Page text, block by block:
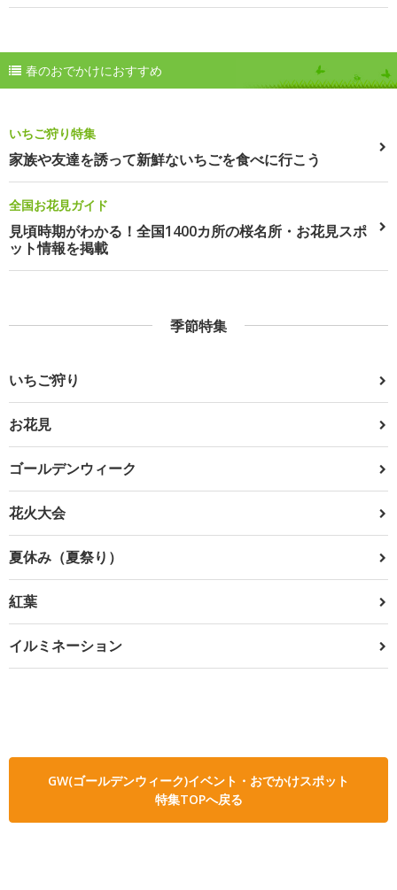
春のおでかけにおすすめ
いちご狩り特集
家族や友達を誘って新鮮ないちごを食べに行こう
全国お花見ガイド
見頃時期がわかる！全国1400カ所の桜名所・お花見スポ
ット情報を掲載
季節特集
いちご狩り
お花見
ゴールデンウィーク
花火大会
夏休み（夏祭り）
紅葉
イルミネーション
GW(ゴールデンウィーク)イベント・おでかけスポット
特集TOPへ戻る